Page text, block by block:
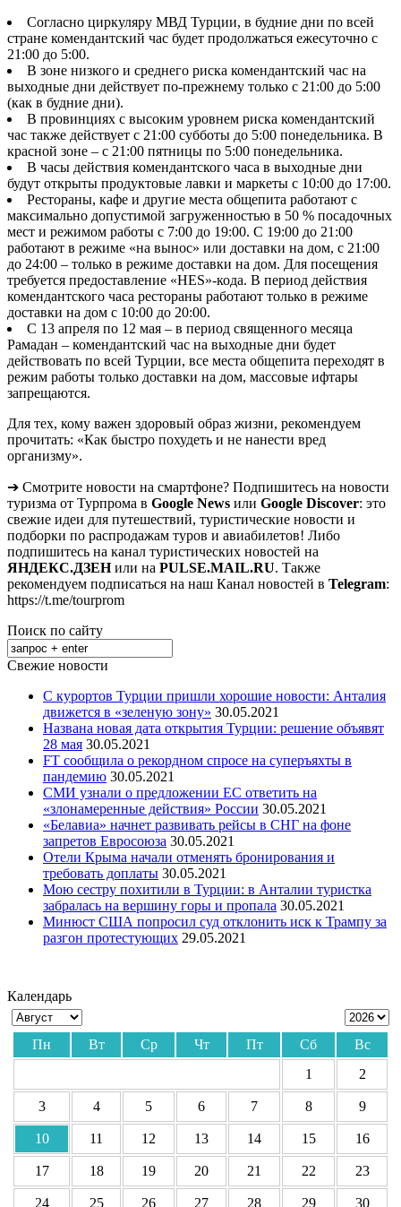
Согласно циркуляру МВД Турции, в будние дни по всей
стране комендантский час будет продолжаться ежесуточно с
21:00 до 5:00.
В зоне низкого и среднего риска комендантский час на
выходные дни действует по-прежнему только с 21:00 до 5:00
(как в будние дни).
В провинциях с высоким уровнем риска комендантский
час также действует с 21:00 субботы до 5:00 понедельника. В
красной зоне – с 21:00 пятницы по 5:00 понедельника.
В часы действия комендантского часа в выходные дни
будут открыты продуктовые лавки и маркеты с 10:00 до 17:00.
Рестораны, кафе и другие места общепита работают с
максимально допустимой загруженностью в 50 % посадочных
мест и режимом работы с 7:00 до 19:00. С 19:00 до 21:00
работают в режиме «на вынос» или доставки на дом, с 21:00
до 24:00 – только в режиме доставки на дом. Для посещения
требуется предоставление «НЕS»-кода. В период действия
комендантского часа рестораны работают только в режиме
доставки на дом с 10:00 до 20:00.
С 13 апреля по 12 мая – в период священного месяца
Рамадан – комендантский час на выходные дни будет
действовать по всей Турции, все места общепита переходят в
режим работы только доставки на дом, массовые ифтары
запрещаются.
Для тех, кому важен здоровый образ жизни, рекомендуем
прочитать: «Как быстро похудеть и не нанести вред
организму».
➔ Смотрите новости на смартфоне? Подпишитесь на новости
туризма от Турпрома в Google News или Google Discover: это
свежие идеи для путешествий, туристические новости и
подборки по распродажам туров и авиабилетов! Либо
подпишитесь на канал туристических новостей на
ЯНДЕКС.ДЗЕНили на PULSE.MAIL.RU. Также
рекомендуем подписаться на наш Канал новостей в Telegram:
https://t.me/tourprom
Поиск по сайту
Свежие новости
С курортов Турции пришли хорошие новости: Анталия
движется в «зеленую зону» 30.05.2021
Названа новая дата открытия Турции: решение объявят
28 мая 30.05.2021
FT сообщила о рекордном спросе на суперъяхты в
пандемию 30.05.2021
СМИ узнали о предложении ЕС ответить на
«злонамеренные действия» России 30.05.2021
«Белавиа» начнет развивать рейсы в СНГ на фоне
запретов Евросоюза 30.05.2021
Отели Крыма начали отменять бронирования и
требовать доплаты 30.05.2021
Мою сестру похитили в Турции: в Анталии туристка
забралась на вершину горы и пропала 30.05.2021
Минюст США попросил суд отклонить иск к Трампу за
разгон протестующих 29.05.2021
Календарь
Пн Вт Ср Чт Пт Сб
Вс
1
2
3 4 5 6 7 8 9
10 11 12 13 14 15 16
17 18 19 20 21 22 23
24 25 26 27 28 29 30